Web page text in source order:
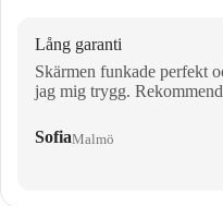
Lång garanti
Skärmen funkade perfekt
jag mig trygg.
SofiaMalmö